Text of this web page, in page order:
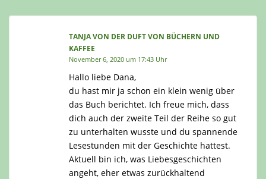
TANJA VON DER DUFT VON BÜCHERN UND
KAFFEE
November 6, 2020 um 17:43 Uhr
Hallo liebe Dana,
du hast mir ja schon ein klein wenig über
das Buch berichtet. Ich freue mich, dass
dich auch der zweite Teil der Reihe so gut
zu unterhalten wusste und du spannende
Lesestunden mit der Geschichte hattest.
Aktuell bin ich, was Liebesgeschichten
angeht, eher etwas zurückhaltend